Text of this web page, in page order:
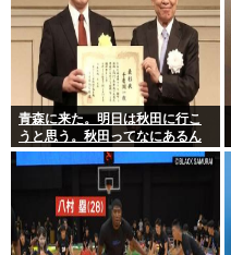
青森に来た。明日は秋田に行こ
うと思う。秋田ってなにあるん
だ？